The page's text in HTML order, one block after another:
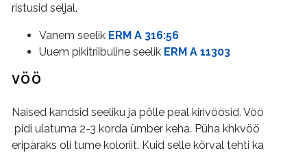
ristusid seljal.
Vanem seelik ERM A 316:56
Uuem pikitriibuline seelik ERM A 11303
VÖÖ
Naised kandsid seeliku ja põlle peal kirivöösid. Vöö
pidi ulatuma 2-3 korda ümber keha. Püha khkvöö
eripäraks oli tume koloriit. Kuid selle kõrval tehti ka